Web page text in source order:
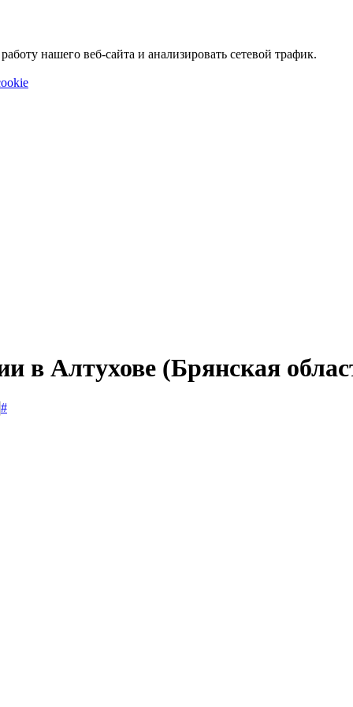
нашего веб-сайта и анализировать сетевой трафик.
в Алтухове (Брянская
#